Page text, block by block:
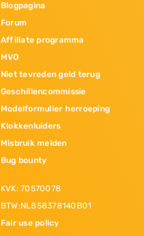
Blogpagina
Forum
Affiliate programma
MVO
Niet tevreden geld terug
Geschillencommissie
Modelformulier herroeping
Klokkenluiders
Misbruik melden
Bug bounty
KVK: 70570078
BTW:NL858378140B01
Fair use policy